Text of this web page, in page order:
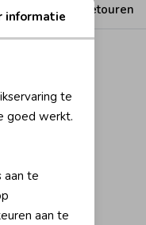
Ruilen en retouren
informatie
te
goed werkt.
aan te
aan te